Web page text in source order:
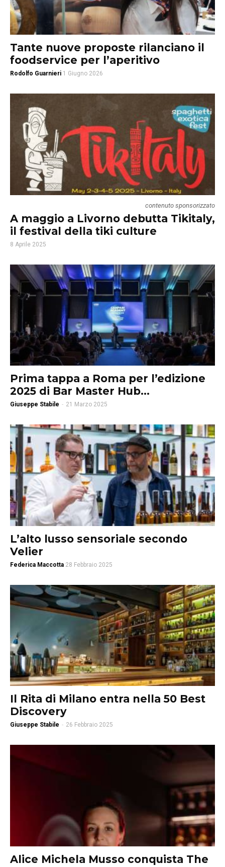
Tante nuove proposte rilanciano il
foodservice per l’aperitivo
Rodolfo Guarnieri 1 Giugno 2026
contenuto sponsorizzato
A maggio a Livorno debutta Tikitaly,
il festival della tiki culture
8 Aprile 2025
Prima tappa a Roma per l’edizione
2025 di Bar Master Hub...
Giuseppe Stabile - 21 Marzo 2025
L’alto lusso sensoriale secondo
Velier
Federica Maccotta 28 Febbraio 2025
Il Rita di Milano entra nella 50 Best
Discovery
Giuseppe Stabile - 26 Febbraio 2025
Alice Michela Musso conquista The